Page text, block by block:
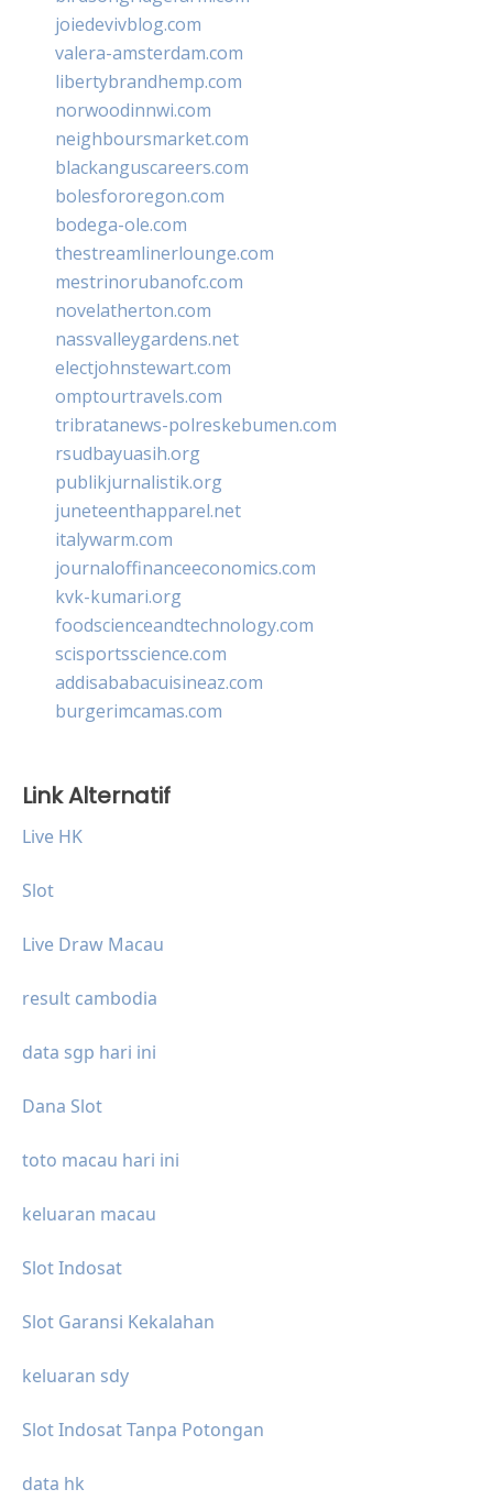
joiedevivblog.com
valera-amsterdam.com
libertybrandhemp.com
norwoodinnwi.com
neighboursmarket.com
blackanguscareers.com
bolesfororegon.com
bodega-ole.com
thestreamlinerlounge.com
mestrinorubanofc.com
novelatherton.com
nassvalleygardens.net
electjohnstewart.com
omptourtravels.com
tribratanews-polreskebumen.com
rsudbayuasih.org
publikjurnalistik.org
juneteenthapparel.net
italywarm.com
journaloffinanceeconomics.com
kvk-kumari.org
foodscienceandtechnology.com
scisportsscience.com
addisababacuisineaz.com
burgerimcamas.com
Link Alternatif
Live HK
Slot
Live Draw Macau
result cambodia
data sgp hari ini
Dana Slot
toto macau hari ini
keluaran macau
Slot Indosat
Slot Garansi Kekalahan
keluaran sdy
Slot Indosat Tanpa Potongan
data hk